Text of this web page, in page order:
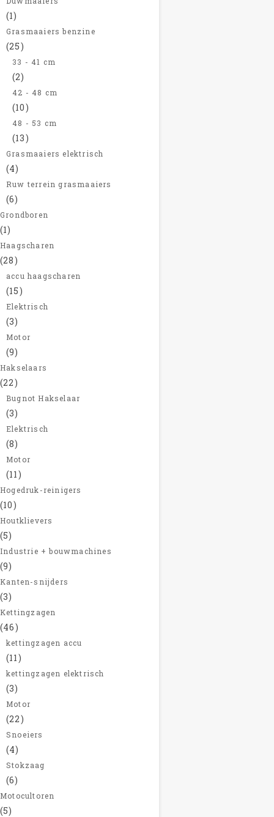
(1)
Grasmaaiers benzine
(25)
33 - 41 cm
(2)
42 - 48 cm
(10)
48 - 53 cm
(13)
Grasmaaiers elektrisch
(4)
Ruw terrein grasmaaiers
(6)
Grondboren
(1)
Haagscharen
(28)
accu haagscharen
(15)
Elektrisch
(3)
Motor
(9)
Hakselaars
(22)
Bugnot Hakselaar
(3)
Elektrisch
(8)
Motor
(11)
Hogedruk-reinigers
(10)
Houtklievers
(5)
Industrie + bouwmachines
(9)
Kanten-snijders
(3)
Kettingzagen
(46)
kettingzagen accu
(11)
kettingzagen elektrisch
(3)
Motor
(22)
Snoeiers
(4)
Stokzaag
(6)
Motocultoren
(5)